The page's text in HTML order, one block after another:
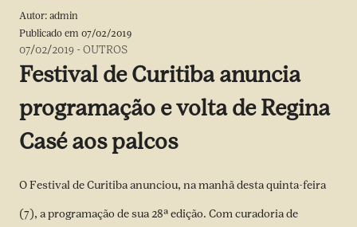
Autor: admin
Publicado em 07/02/2019
07/02/2019 -OUTROS
Festival de Curitiba anuncia
programação e volta de Regina
Casé aos palcos
O Festival de Curitiba anunciou, na manhã desta quinta-feira
(7), a programação de sua 28ª edição. Com curadoria de